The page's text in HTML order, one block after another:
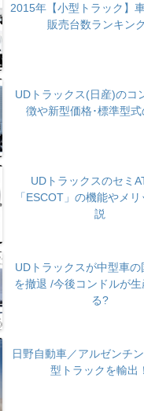
2015年【小型トラック】
販売台数ランキン
UDトラックス(日産)のコ
徴や新型価格･標準型
UDトラックスのセミ
「ESCOT」の機能やメ
説
UDトラックスが中型車の
を撤退 /今後コンドルが
る?
日野自動車／アルゼンチ
型トラックを輸出！